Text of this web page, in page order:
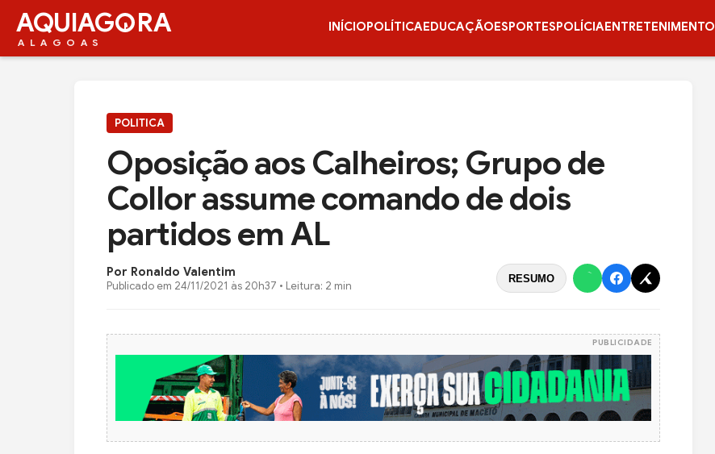
AQUIAG RA
ALAGOAS
INÍCIOPOLÍTICAEDUCAÇÃOESPORTESPOLÍCIAENTRETENIMENTO
POLITICA
Oposição aos Calheiros; Grupo de
Collor assume comando de dois
partidos em AL
Por Ronaldo Valentim
Publicado em 24/11/2021 às 20h37 • Leitura: 2 min
RESUMO
PUBLICIDADE